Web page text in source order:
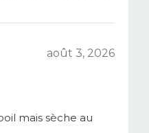
août 3, 2026
mais sèche au